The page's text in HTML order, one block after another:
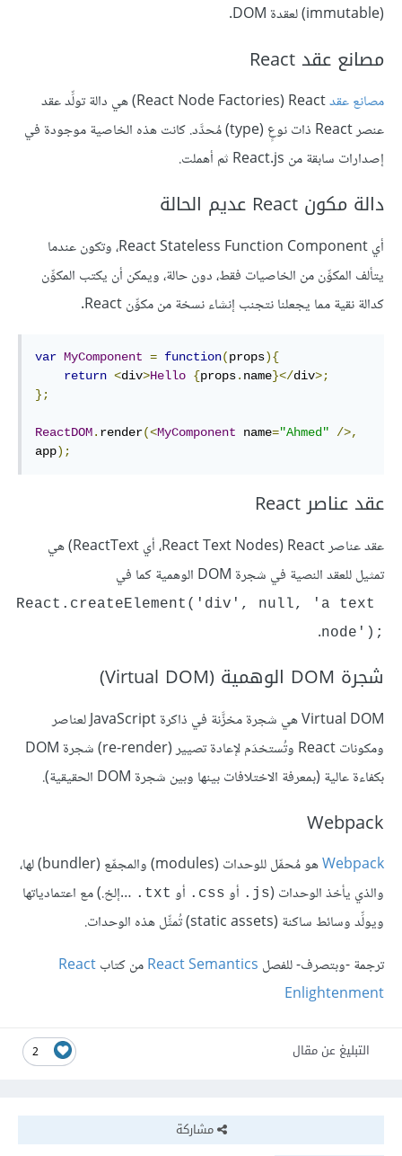
(immutable) لعقدة DOM.
مصانع عقد React
مصانع عقد
React (‏React Node Factories) هي دالة تولِّد عقد
عنصر React ذات نوعٍ (type) مُحدَّد. كانت هذه الخاصية موجودة في
إصدارات سابقة من React.js ثم أهملت.
دالة مكون React عديم الحالة
أي React Stateless Function Component، وتكون عندما
يتألف المكوِّن من الخاصيات فقط، دون حالة، ويمكن أن يكتب المكوِّن
كدالة نقية مما يجعلنا نتجنب إنشاء نسخة من مكوِّن React.
var MyComponent = function(props){
return <div>Hello {props. name}</div>;
};
ReactDOM. render(<MyComponent name="Ahmed"
/>,
app);
عقد عناصر React
عقد عناصر React (‏React Text Nodes، أي ReactText) هي
تمثيل للعقد النصية في شجرة DOM الوهمية كما في
React.createElement('div', null, 'a text
node');
شجرة DOM الوهمية (Virtual DOM)
Virtual DOM هي شجرة مخزَّنة في ذاكرة JavaScript لعناصر
ومكونات React وتُستخدَم لإعادة تصيير (re-render) شجرة DOM
بكفاءة عالية (بمعرفة الاختلافات بينها وبين شجرة DOM الحقيقية).
Webpack
Webpack
هو مُحمِّل للوحدات (modules) والمجمِّع (bundler) لها،
والذي يأخذ الوحدات (‎.js أو ‎.css أو ‎.txt …إلخ.) مع اعتمادياتها
ويولِّد وسائط ساكنة (static assets) تُمثِّل هذه الوحدات.
ترجمة -وبتصرف- للفصل React Semantics
React
Enlightenment
2 التبليغ عن مقال
مشاركة